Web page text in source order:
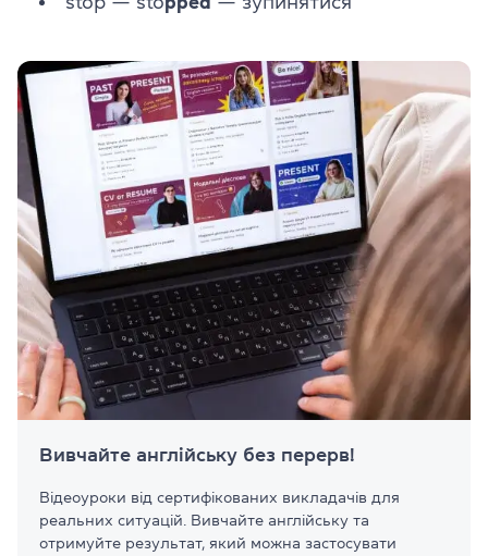
Вивчайте англійську без перерв!
Відеоуроки від сертифікованих викладачів для
реальних ситуацій. Вивчайте англійську та
отримуйте результат, який можна застосувати